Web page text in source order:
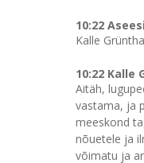
10:22
Kalle
10:22 Kalle
Aitäh,
vastama, ja
meeskond
nõuetele ja
võimatu ja